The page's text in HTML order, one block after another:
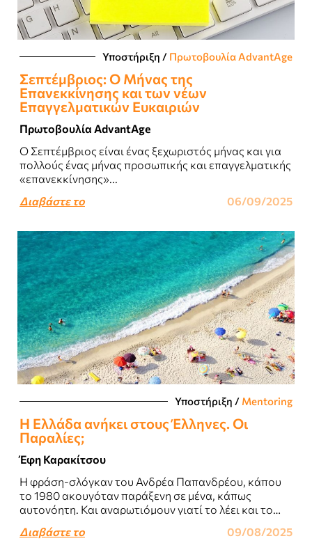
Υποστήριξη / Πρωτοβουλία AdvantAge
Σεπτέμβριος: Ο Μήνας της
Επανεκκίνησης και των νέων
Επαγγελματικών Ευκαιριών
Πρωτοβουλία AdvantAge
Ο Σεπτέμβριος είναι ένας ξεχωριστός μήνας και για
πολλούς ένας μήνας προσωπικής και επαγγελματικής
«επανεκκίνησης»...
Διαβάστε το
06/09/2025
Υποστήριξη / Mentoring
Η Ελλάδα ανήκει στους Έλληνες. Οι
Παραλίες;
Έφη Καρακίτσου
Η φράση-σλόγκαν του Ανδρέα Παπανδρέου, κάπου
το 1980 ακουγόταν παράξενη σε μένα, κάπως
αυτονόητη. Και αναρωτιόμουν γιατί το λέει και το
Διαβάστε το 09/08/2025